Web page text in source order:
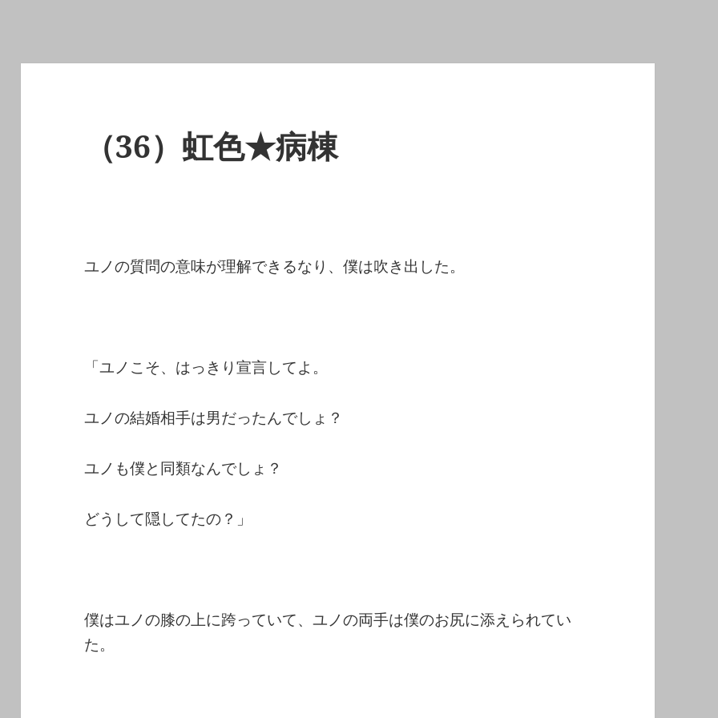
（36）虹色★病棟
ユノの質問の意味が理解できるなり、僕は吹き出した。
「ユノこそ、はっきり宣言してよ。
ユノの結婚相手は男だったんでしょ？
ユノも僕と同類なんでしょ？
どうして隠してたの？」
僕はユノの膝の上に跨っていて、ユノの両手は僕のお尻に添えられてい
た。